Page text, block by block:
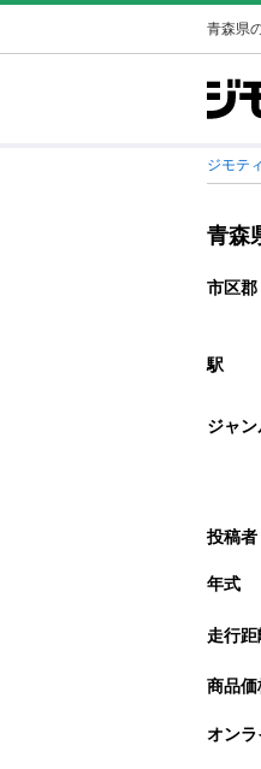
青森県
ジモテ
青森
市区郡
駅
ジャン
投稿者
年式
走行距
商品価
オン